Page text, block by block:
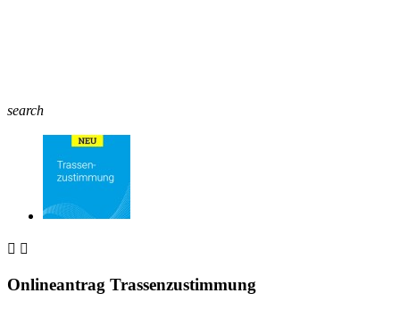
search
 
Onlineantrag Trassenzustimmung